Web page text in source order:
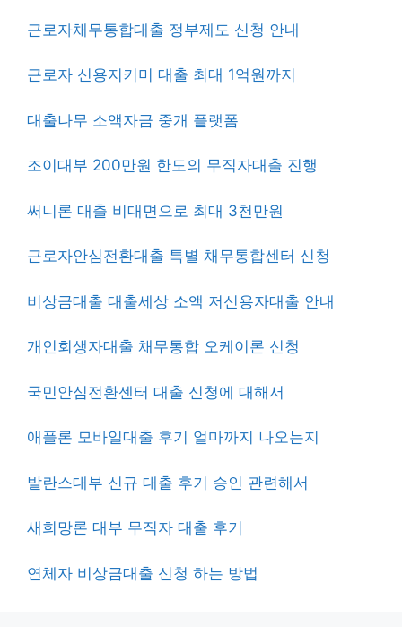
근로자채무통합대출 정부제도 신청 안내
근로자 신용지키미 대출 최대 1억원까지
대출나무 소액자금 중개 플랫폼
조이대부 200만원 한도의 무직자대출 진행
써니론 대출 비대면으로 최대 3천만원
근로자안심전환대출 특별 채무통합센터 신청
비상금대출 대출세상 소액 저신용자대출 안내
개인회생자대출 채무통합 오케이론 신청
국민안심전환센터 대출 신청에 대해서
애플론 모바일대출 후기 얼마까지 나오는지
발란스대부 신규 대출 후기 승인 관련해서
새희망론 대부 무직자 대출 후기
연체자 비상금대출 신청 하는 방법